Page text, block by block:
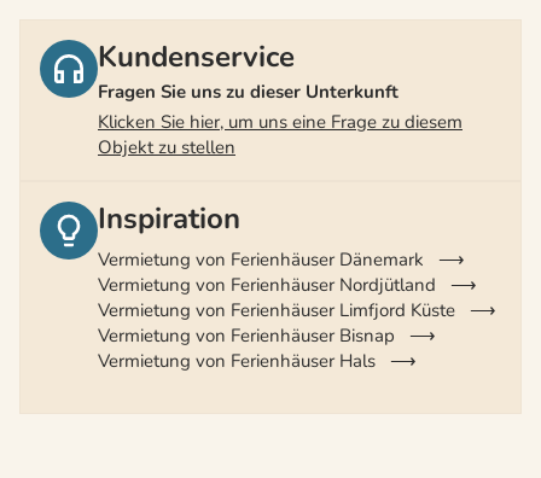
Kundenservice
Fragen Sie uns zu dieser Unterkunft
Klicken Sie hier, um uns eine Frage zu diesem
Objekt zu stellen
Inspiration
Vermietung von Ferienhäuser Dänemark
Vermietung von Ferienhäuser Nordjütland
Vermietung von Ferienhäuser Limfjord Küste
Vermietung von Ferienhäuser Bisnap
Vermietung von Ferienhäuser Hals